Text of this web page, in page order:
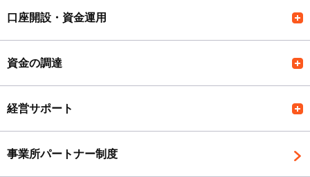
口座開設・資金運用
資金の調達
経営サポート
事業所パートナー制度